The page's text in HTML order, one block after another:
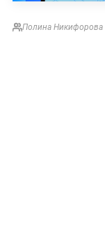
Полина Никифорова